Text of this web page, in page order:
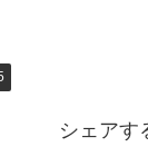
シェアす